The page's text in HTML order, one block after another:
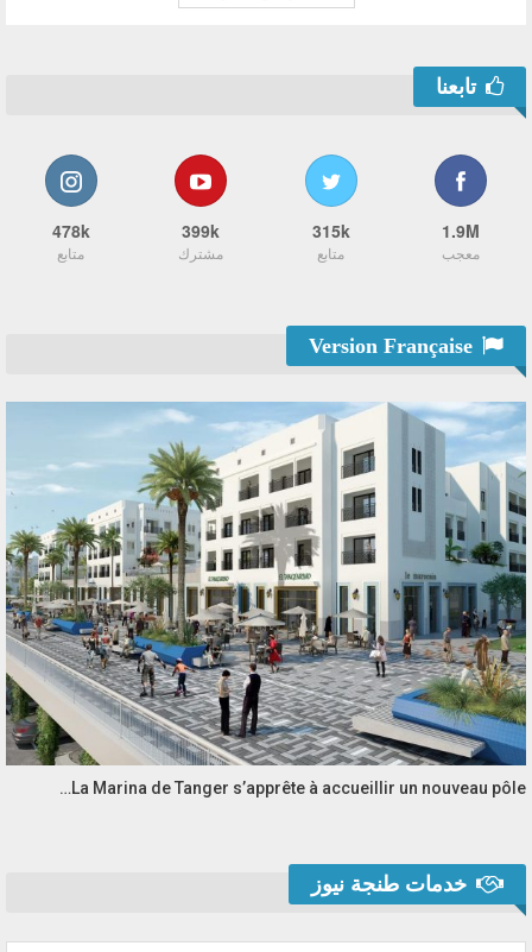
تابعنا
1.9M
معجب
315k
متابع
399k
مشترك
478k
متابع
La Marina de Tanger s’apprête à accueillir un nouveau pôle…
خدمات طنجة نيوز